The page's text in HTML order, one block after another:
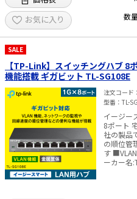
キット 電源
FCC ,RoHS メーカー 無償永久保証付
製品に
ーカーの
する可能
お気に入り
数
SALE
【TP-Link】スイッチングハブ 8
機能搭載 ギガビット TL-SG108E
注文コード
型番
TL-
イージー
8ポート
社の製品です。 ■ネットワーク
の順位管
す
ーカー名:TP-
度:10/
(220V/